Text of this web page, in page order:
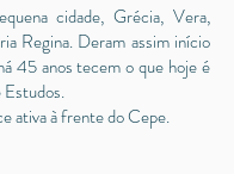
cidade, Grécia, Vera,
Regina. Deram assim início
45 anos tecem o que hoje é
ativa à frente do Cepe.